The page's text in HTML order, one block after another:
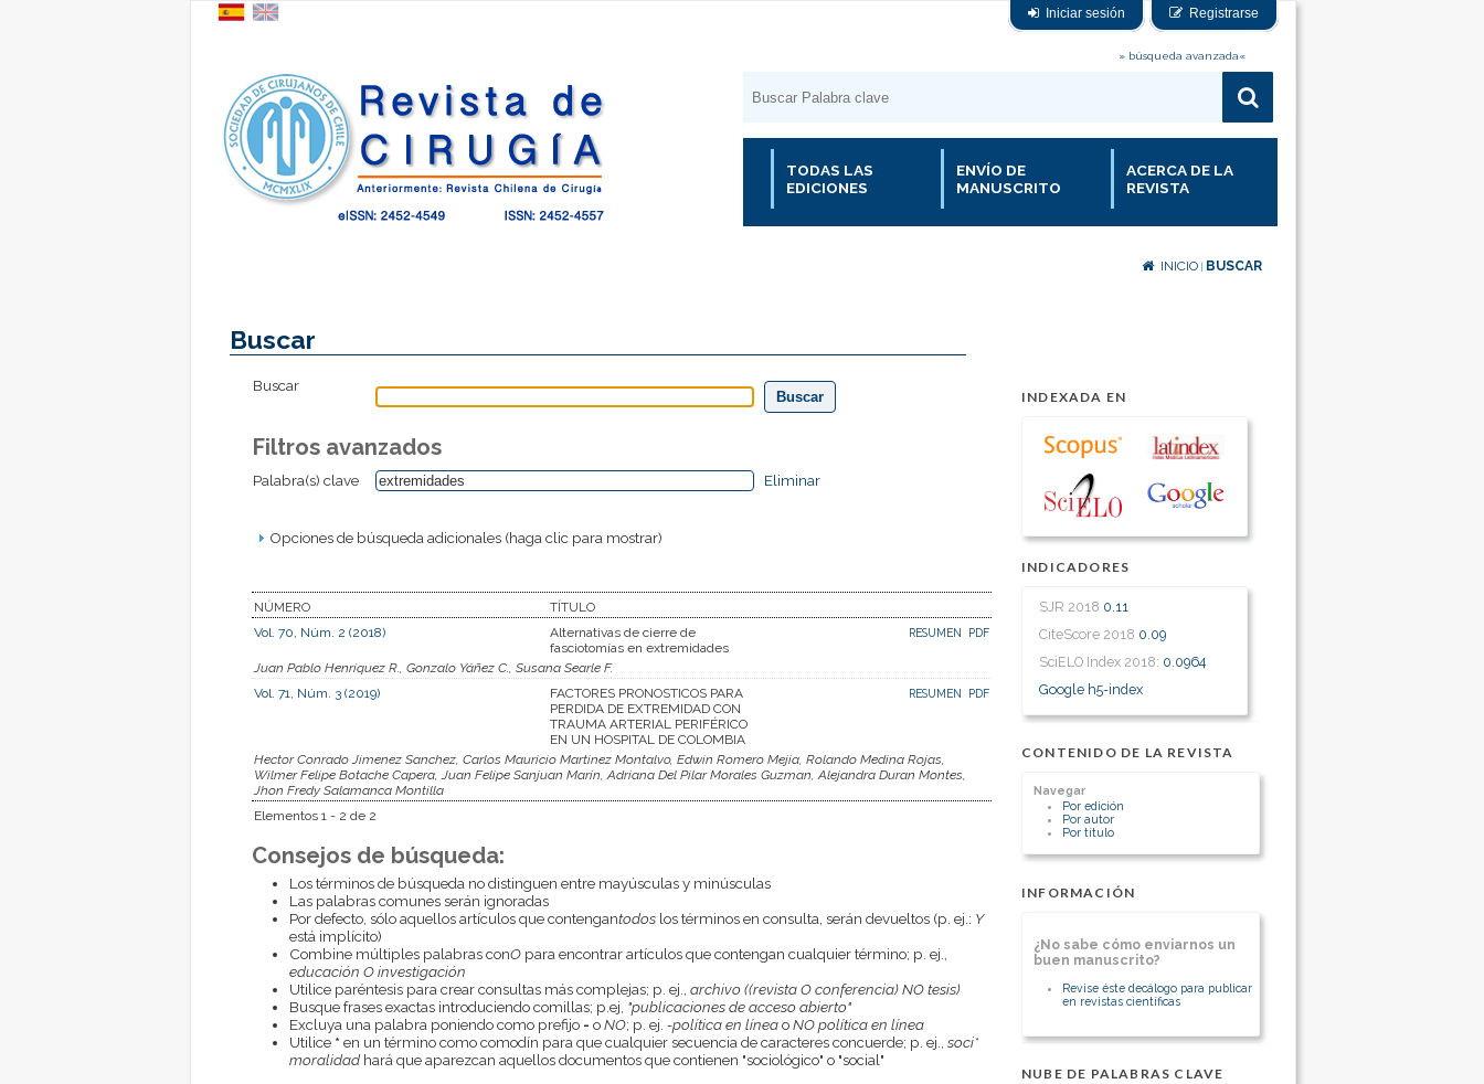
Iniciar sesión Registrarse
» búsqueda avanzada«
TODAS LAS
EDICIONES
ENVÍO DE
MANUSCRITO
ACERCA DE LA
REVISTA
INICIO BUSCAR
INDEXADA EN
INDICADORES
SJR 2018 0.11
CiteScore 2018 0.09
SciELO Index 2018: 0.0964
Google h5-index
CONTENIDO DE LA REVISTA
Navegar
Por edición
Por autor
Por título
INFORMACIÓN
¿No sabe cómo enviarnos un
buen manuscrito?
Revise éste decálogo para publicar
en revistas científicas
NUBE DE PALABRAS CLAVE
Buscar
Buscar
Filtros avanzados
Palabra(s) clave Eliminar
Opciones de búsqueda adicionales (haga clic para mostrar)
NÚMERO
TÍTULO
Vol. 70, Núm. 2 (2018)
Alternativas de cierre de
fasciotomías en extremidades
RESUMEN PDF
Juan Pablo Henríquez R., Gonzalo Yáñez C., Susana Searle F.
Vol. 71, Núm. 3 (2019)
FACTORES PRONOSTICOS PARA
PERDIDA DE EXTREMIDAD CON
TRAUMA ARTERIAL PERIFÉRICO
EN UN HOSPITAL DE COLOMBIA
RESUMEN PDF
Hector Conrado Jimenez Sanchez, Carlos Mauricio Martinez Montalvo, Edwin Romero Mejia, Rolando Medina Rojas,
Wilmer Felipe Botache Capera, Juan Felipe Sanjuan Marin, Adriana Del Pilar Morales Guzman, Alejandra Duran Montes,
Jhon Fredy Salamanca Montilla
Elementos 1 - 2 de 2
Consejos de búsqueda:
Los términos de búsqueda no distinguen entre mayúsculas y minúsculas
Las palabras comunes serán ignoradas
Por defecto, sólo aquellos artículos que contengantodoslos términos en consulta, serán devueltos (p. ej.: Y
está implícito)
Combine múltiples palabras conOpara encontrar artículos que contengan cualquier término; p. ej.,
educación O investigación
Utilice paréntesis para crear consultas más complejas; p. ej., archivo ((revista O conferencia) NO tesis)
Busque frases exactas introduciendo comillas; p.ej, "publicaciones de acceso abierto"
Excluya una palabra poniendo como prefijo - oNO; p. ej. -política en líneaoNO política en línea
Utilice * en un término como comodín para que cualquier secuencia de caracteres concuerde; p. ej., soci*
moralidadhará que aparezcan aquellos documentos que contienen "sociológico" o "social"